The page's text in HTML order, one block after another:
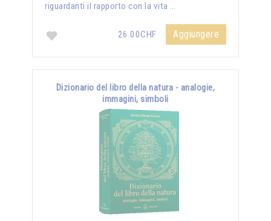
riguardanti il rapporto con la vita …
26.00CHF Aggiungere
Dizionario del libro della natura - analogie,
immagini, simboli